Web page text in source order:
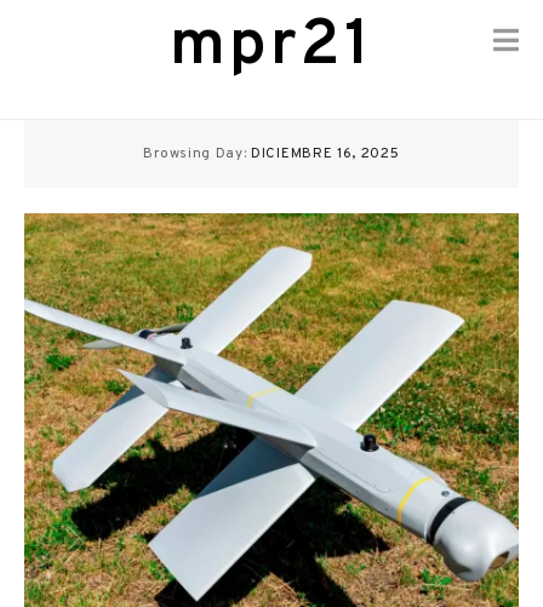
mpr21
Browsing Day: DICIEMBRE 16, 2025